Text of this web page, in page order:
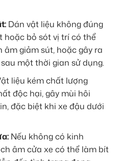
Dán vật liệu không đúng
hoặc bỏ sót vị trí có thể
âm giảm sút, hoặc gây ra
một thời gian sử dụng.
liệu kém chất lượng
độc hại, gây mùi hôi
đặc biệt khi xe đậu dưới
Nếu không có kinh
âm cửa xe có thể làm bít